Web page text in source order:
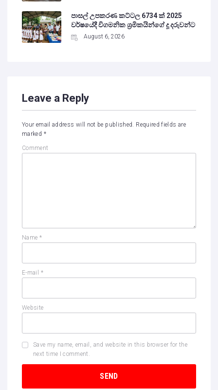
පාසල් උපකරණ කට්ටල 6734 ක් 2025
වර්ෂයේදී විගමනික ශ්‍රමිකයින්ගේ දූ දරුවන්ට
August 6, 2026
Leave a Reply
Your email address will not be published. Required fields are
marked *
Comment
Name *
E-mail *
Website
Save my name, email, and website in this browser for the
next time I comment.